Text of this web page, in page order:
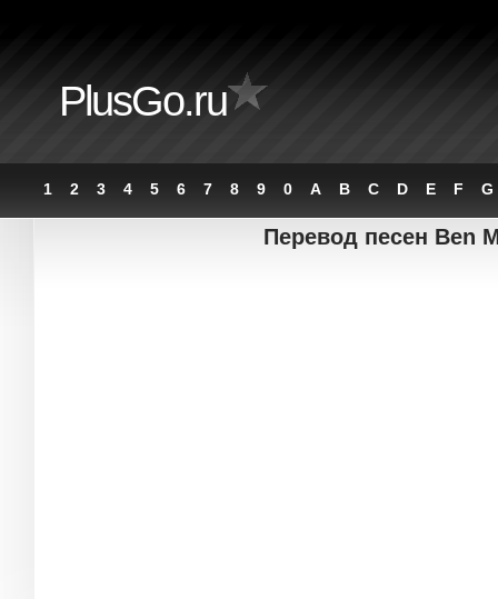
PlusGo.ru
1 2 3 4 5 6 7 8 9 0 A B C D E F G
Перевод песен Ben